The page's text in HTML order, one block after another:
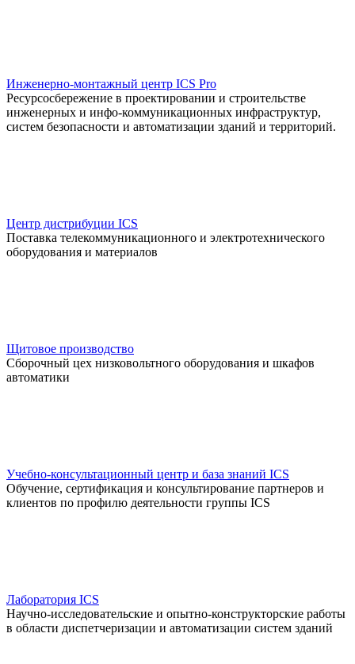
Инженерно-монтажный центр ICS Pro
Ресурсосбережение в проектировании и строительстве
инженерных и инфо-коммуникационных инфраструктур,
систем безопасности и автоматизации зданий и территорий.
Центр дистрибуции ICS
Поставка телекоммуникационного и электротехнического
оборудования и материалов
Щитовое производство
Сборочный цех низковольтного оборудования и шкафов
автоматики
Учебно-консультационный центр и база знаний ICS
Обучение, сертификация и консультирование партнеров и
клиентов по профилю деятельности группы ICS
Лаборатория ICS
Научно-исследовательские и опытно-конструкторские работы
в области диспетчеризации и автоматизации систем зданий